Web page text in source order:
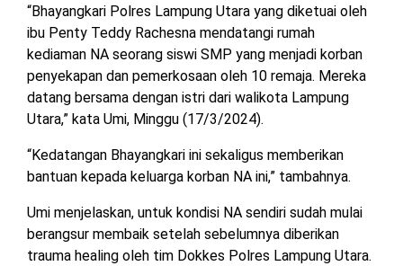
BARAT
WAYKANAN
DPRD
PESISIR
DPRD
TULANG
BAWANG
TULANG
BAWANG
BARAT
“Bhayangkari Polres Lampung Utara yang diketuai oleh
ibu Penty Teddy Rachesna mendatangi rumah
kediaman NA seorang siswi SMP yang menjadi korban
penyekapan dan pemerkosaan oleh 10 remaja. Mereka
datang bersama dengan istri dari walikota Lampung
Utara,” kata Umi, Minggu (17/3/2024).
“Kedatangan Bhayangkari ini sekaligus memberikan
bantuan kepada keluarga korban NA ini,” tambahnya.
Umi menjelaskan, untuk kondisi NA sendiri sudah mulai
berangsur membaik setelah sebelumnya diberikan
trauma healing oleh tim Dokkes Polres Lampung Utara.